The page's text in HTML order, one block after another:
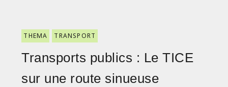
THEMA TRANSPORT
Transports publics : Le TICE
sur une route sinueuse